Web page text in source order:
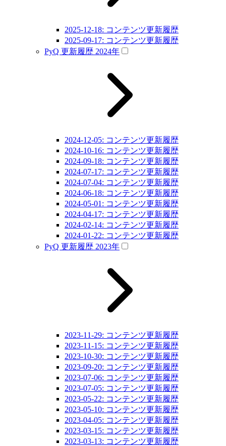
2025-12-18: コンテンツ更新履歴
2025-09-17: コンテンツ更新履歴
PyQ 更新履歴 2024年
2024-12-05: コンテンツ更新履歴
2024-10-16: コンテンツ更新履歴
2024-09-18: コンテンツ更新履歴
2024-07-17: コンテンツ更新履歴
2024-07-04: コンテンツ更新履歴
2024-06-18: コンテンツ更新履歴
2024-05-01: コンテンツ更新履歴
2024-04-17: コンテンツ更新履歴
2024-02-14: コンテンツ更新履歴
2024-01-22: コンテンツ更新履歴
PyQ 更新履歴 2023年
2023-11-29: コンテンツ更新履歴
2023-11-15: コンテンツ更新履歴
2023-10-30: コンテンツ更新履歴
2023-09-20: コンテンツ更新履歴
2023-07-06: コンテンツ更新履歴
2023-07-05: コンテンツ更新履歴
2023-05-22: コンテンツ更新履歴
2023-05-10: コンテンツ更新履歴
2023-04-05: コンテンツ更新履歴
2023-03-15: コンテンツ更新履歴
2023-03-13: コンテンツ更新履歴